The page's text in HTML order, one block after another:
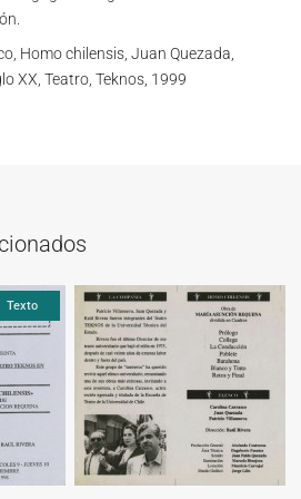
Homo chilensis, Juan Quezada,
XX, Teatro, Teknos, 1999
Texto